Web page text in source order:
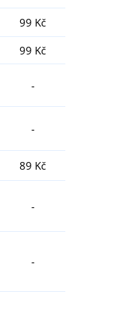
99 Kč
99 Kč
-
-
89 Kč
-
-